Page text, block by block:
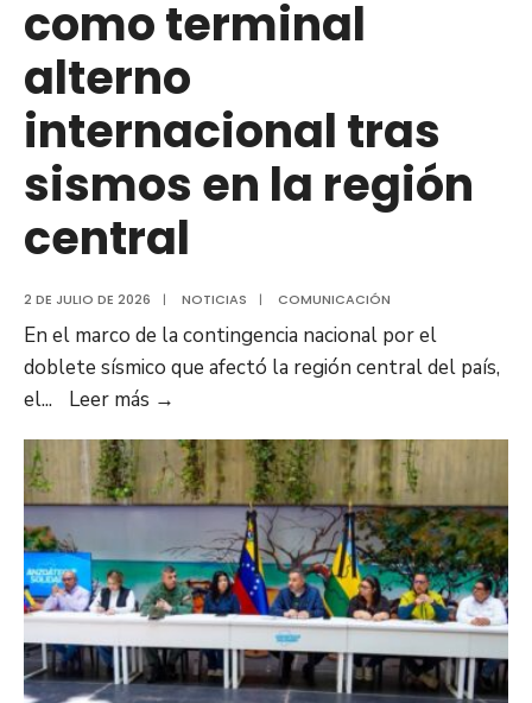
central
como terminal
alterno
internacional tras
sismos en la región
central
2 DE JULIO DE 2026 | NOTICIAS | COMUNICACIÓN
En el marco de la contingencia nacional por el
doblete sísmico que afectó la región central del país,
el... Leer más →
Barcelona
se
como
terminal
alterno
internacional
tras